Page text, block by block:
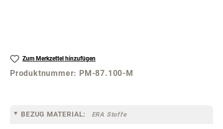
Zum Merkzettel hinzufügen
Produktnummer: PM-87.100-M
BEZUG MATERIAL: ERA Stoffe